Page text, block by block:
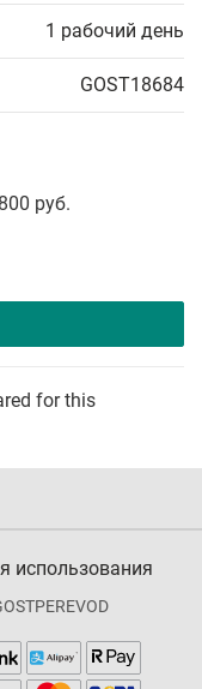
1 рабочий день
GOST18684
руб.
for this
использования